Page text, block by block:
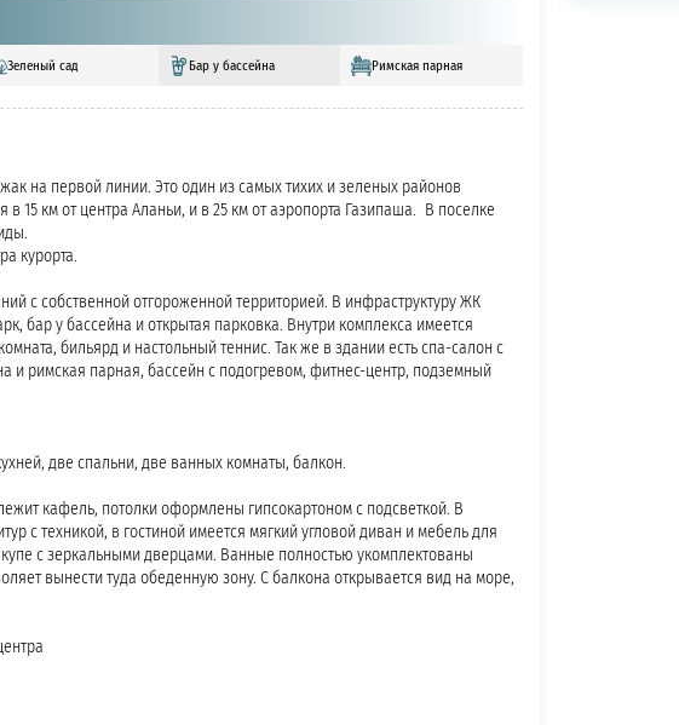
Зеленый сад Бар у бассейна Римская парная
на первой линии. Это один из самых тихих и зеленых районов
15 км от центра Аланьи, и в 25 км от аэропорта Газипаша. В поселке
курорта.
с собственной отгороженной территорией. В инфраструктуру ЖК
бар у бассейна и открытая парковка. Внутри комплекса имеется
бильярд и настольный теннис. Так же в здании есть спа-салон с
и римская парная, бассейн с подогревом, фитнес-центр, подземный
две спальни, две ванных комнаты, балкон.
кафель, потолки оформлены гипсокартоном с подсветкой. В
с техникой, в гостиной имеется мягкий угловой диван и мебель для
с зеркальными дверцами. Ванные полностью укомплектованы
вынести туда обеденную зону. С балкона открывается вид на море,